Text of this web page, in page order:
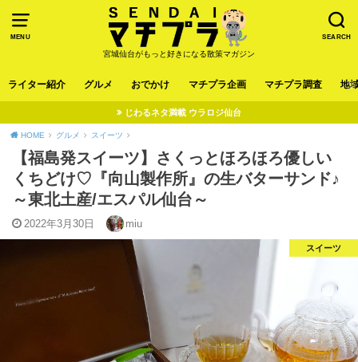
MENU SEARCH
宮城仙台がもっと好きになる散策マガジン
ライター紹介 グルメ おでかけ マチプラ企画 マチプラ調査 地
じわるネタ満載 ウラロジ仙台
HOME グルメ スイーツ
【福島発スイーツ】さくっとほろほろ優しい
くちどけ♡『向山製作所』の生バターサンド♪
～東北土産/エスパル仙台～
2022年3月30日 miu
スイーツ